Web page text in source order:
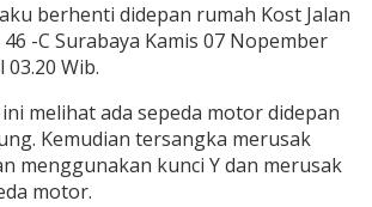
berhenti didepan rumah Kost Jalan
-C Surabaya Kamis 07 Nopember
Wib.
melihat ada sepeda motor didepan
Kemudian tersangka merusak
menggunakan kunci Y dan merusak
motor.